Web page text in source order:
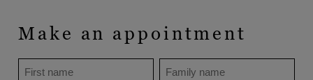
Make an appointment